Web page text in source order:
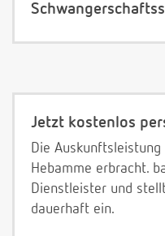
Jetzt kostenlos
Die
Hebamme erbracht.
Dienstleister und
dauerhaft ein.